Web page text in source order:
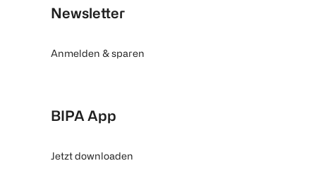
Newsletter
Anmelden & sparen
BIPA App
Jetzt downloaden